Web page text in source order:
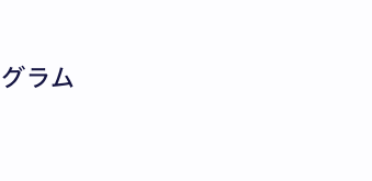
ラム